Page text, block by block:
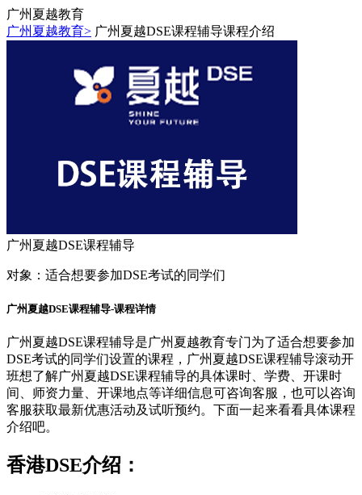
广州夏越教育
广州夏越教育> 广州夏越DSE课程辅导课程介绍
广州夏越DSE课程辅导
对象： 适合想要参加DSE考试的同学们
广州夏越DSE课程辅导-课程详情
广州夏越DSE课程辅导是广州夏越教育专门为了适合想要参加
DSE考试的同学们设置的课程，广州夏越DSE课程辅导滚动开
班想了解广州夏越DSE课程辅导的具体课时、学费、开课时
间、师资力量、开课地点等详细信息可咨询客服，也可以咨询
客服获取最新优惠活动及试听预约。下面一起来看看具体课程
介绍吧。
香港DSE介绍：